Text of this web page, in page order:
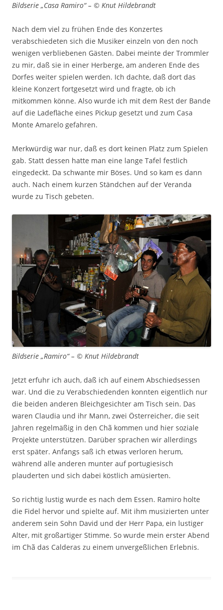
Bildserie „Casa Ramiro“ – © Knut Hildebrandt
Nach dem viel zu frühen Ende des Konzertes
verabschiedeten sich die Musiker einzeln von den noch
wenigen verbliebenen Gästen. Dabei meinte der Trommler
zu mir, daß sie in einer Herberge, am anderen Ende des
Dorfes weiter spielen werden. Ich dachte, daß dort das
kleine Konzert fortgesetzt wird und fragte, ob ich
mitkommen könne. Also wurde ich mit dem Rest der Bande
auf die Ladefläche eines Pickup gesetzt und zum Casa
Monte Amarelo gefahren.
Merkwürdig war nur, daß es dort keinen Platz zum Spielen
gab. Statt dessen hatte man eine lange Tafel festlich
eingedeckt. Da schwante mir Böses. Und so kam es dann
auch. Nach einem kurzen Ständchen auf der Veranda
wurde zu Tisch gebeten.
Bildserie „Ramiro“ – © Knut Hildebrandt
Jetzt erfuhr ich auch, daß ich auf einem Abschiedsessen
war. Und die zu Verabschiedenden konnten eigentlich nur
die beiden anderen Bleichgesichter am Tisch sein. Das
waren Claudia und ihr Mann, zwei Österreicher, die seit
Jahren regelmäßig in den Chã kommen und hier soziale
Projekte unterstützen. Darüber sprachen wir allerdings
erst später. Anfangs saß ich etwas verloren herum,
während alle anderen munter auf portugiesisch
plauderten und sich dabei köstlich amüsierten.
So richtig lustig wurde es nach dem Essen. Ramiro holte
die Fidel hervor und spielte auf. Mit ihm musizierten unter
anderem sein Sohn David und der Herr Papa, ein lustiger
Alter, mit großartiger Stimme. So wurde mein erster Abend
im Chã das Calderas zu einem unvergeßlichen Erlebnis.